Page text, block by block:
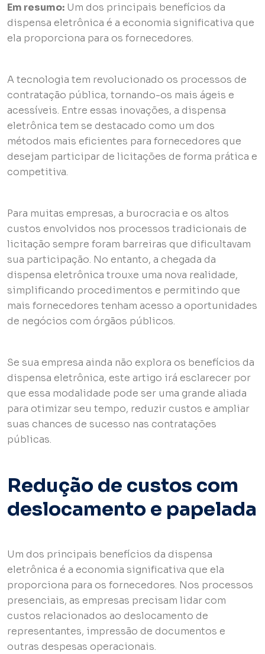
Em resumo: Um dos principais benefícios da
dispensa eletrônica é a economia significativa que
ela proporciona para os fornecedores.
A tecnologia tem revolucionado os processos de
contratação pública, tornando-os mais ágeis e
acessíveis. Entre essas inovações, a dispensa
eletrônica tem se destacado como um dos
métodos mais eficientes para fornecedores que
desejam participar de licitações de forma prática e
competitiva.
Para muitas empresas, a burocracia e os altos
custos envolvidos nos processos tradicionais de
licitação sempre foram barreiras que dificultavam
sua participação. No entanto, a chegada da
dispensa eletrônica trouxe uma nova realidade,
simplificando procedimentos e permitindo que
mais fornecedores tenham acesso a oportunidades
de negócios com órgãos públicos.
Se sua empresa ainda não explora os benefícios da
dispensa eletrônica, este artigo irá esclarecer por
que essa modalidade pode ser uma grande aliada
para otimizar seu tempo, reduzir custos e ampliar
suas chances de sucesso nas contratações
públicas.
Redução de custos com
deslocamento e papelada
Um dos principais benefícios da dispensa
eletrônica é a economia significativa que ela
proporciona para os fornecedores. Nos processos
presenciais, as empresas precisam lidar com
custos relacionados ao deslocamento de
representantes, impressão de documentos e
outras despesas operacionais.